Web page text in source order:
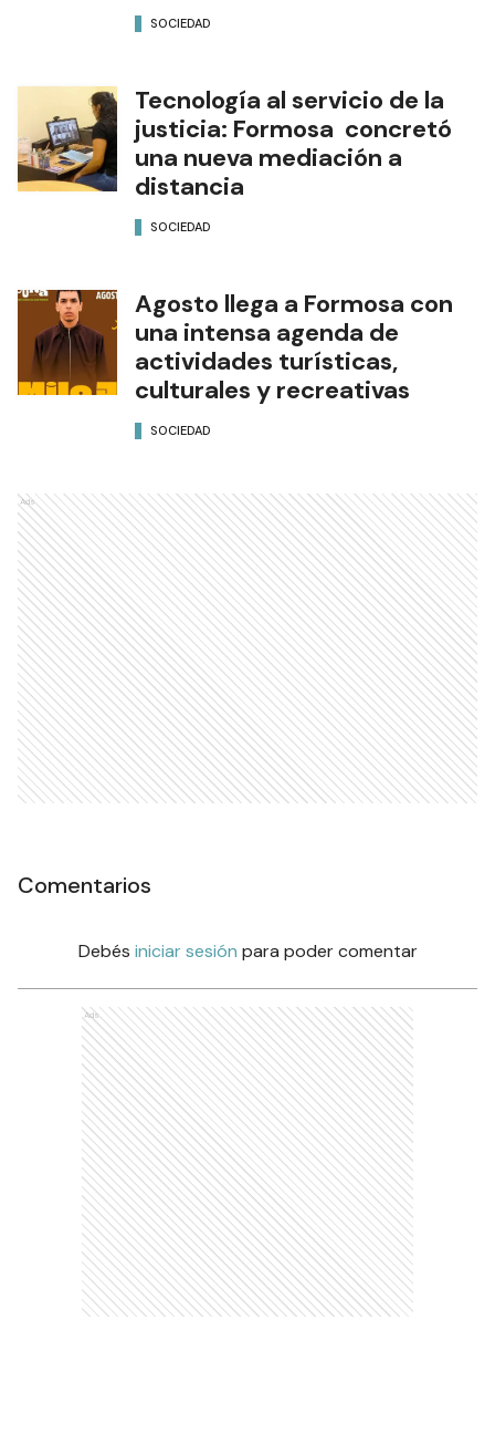
SOCIEDAD
Tecnología al servicio de la
justicia: Formosa concretó
una nueva mediación a
distancia
SOCIEDAD
Agosto llega a Formosa con
una intensa agenda de
actividades turísticas,
culturales y recreativas
SOCIEDAD
Ads
Comentarios
Debés iniciar sesión para poder comentar
Ads